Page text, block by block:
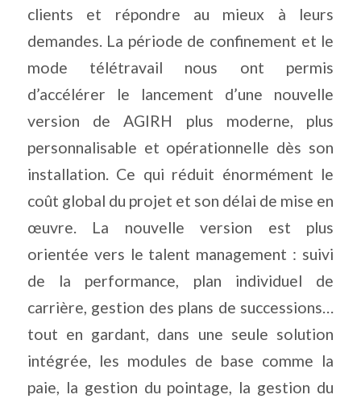
clients et répondre au mieux à leurs
demandes. La période de confinement et le
mode télétravail nous ont permis
d’accélérer le lancement d’une nouvelle
version de AGIRH plus moderne, plus
personnalisable et opérationnelle dès son
installation. Ce qui réduit énormément le
coût global du projet et son délai de mise en
œuvre. La nouvelle version est plus
orientée vers le talent management : suivi
de la performance, plan individuel de
carrière, gestion des plans de successions…
tout en gardant, dans une seule solution
intégrée, les modules de base comme la
paie, la gestion du pointage, la gestion du